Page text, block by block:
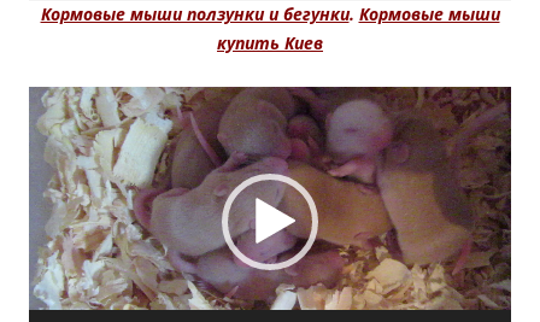
Кормовые мыши ползунки и бегунки. Кормовые мыши
купить Киев
Видеоплеер